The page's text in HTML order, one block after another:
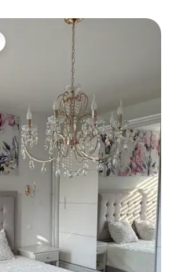
plus appréciés